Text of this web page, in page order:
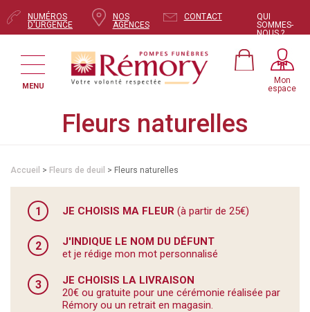
NUMÉROS
D'URGENCE
NOS
AGENCES
CONTACT
QUI
SOMMES-
NOUS ?
MENU
Mon
espace
Fleurs naturelles
Accueil > Fleurs de deuil > Fleurs naturelles
1 JE CHOISIS MA FLEUR (à partir de 25€)
3
JE CHOISIS LA LIVRAISON
20€ ou gratuite pour une cérémonie réalisée par
Rémory ou un retrait en magasin.
2
J'INDIQUE LE NOM DU DÉFUNT
et je rédige mon mot personnalisé